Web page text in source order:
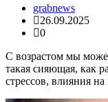
grabnews
26.09.2025
0
С возрастом мы
такая сияющая, как
стрессов, влияния